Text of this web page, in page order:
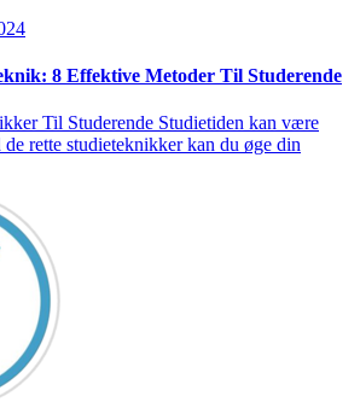
8 Effektive Metoder Til Studerende
Til Studerende Studietiden kan være
rette studieteknikker kan du øge din